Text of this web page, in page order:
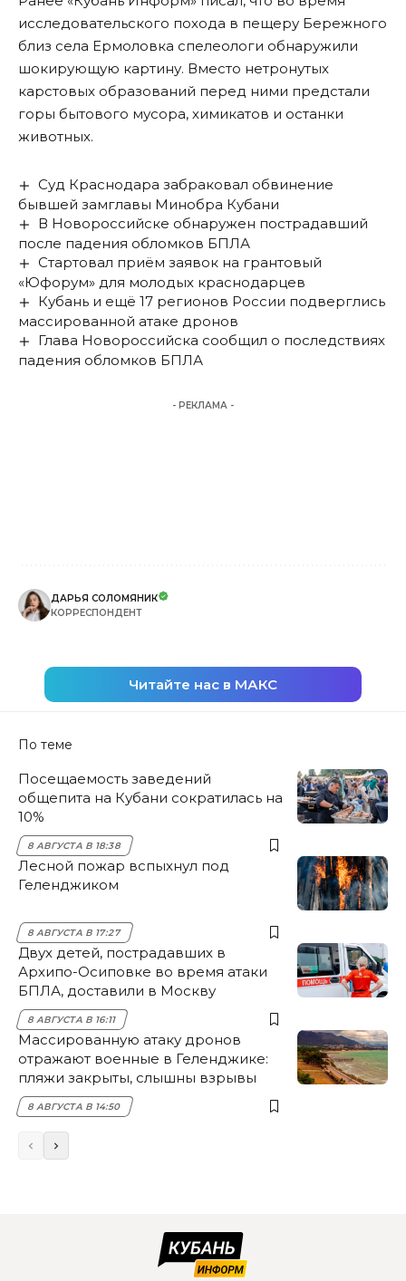
исследовательского похода в пещеру Бережного
близ села Ермоловка спелеологи обнаружили
шокирующую картину. Вместо нетронутых
карстовых образований перед ними предстали
горы бытового мусора, химикатов и останки
животных.
Суд Краснодара забраковал обвинение
бывшей замглавы Минобра Кубани
В Новороссийске обнаружен пострадавший
после падения обломков БПЛА
Стартовал приём заявок на грантовый
«Юфорум» для молодых краснодарцев
Кубань и ещё 17 регионов России подверглись
массированной атаке дронов
Глава Новороссийска сообщил о последствиях
падения обломков БПЛА
- РЕКЛАМА -
ДАРЬЯ СОЛОМЯНИК
КОРРЕСПОНДЕНТ
Читайте нас в МАКС
По теме
Посещаемость заведений
общепита на Кубани сократилась на
10%
8 АВГУСТА В 18:38
Лесной пожар вспыхнул под
Геленджиком
8 АВГУСТА В 17:27
Двух детей, пострадавших в
Архипо-Осиповке во время атаки
БПЛА, доставили в Москву
8 АВГУСТА В 16:11
Массированную атаку дронов
отражают военные в Геленджике:
пляжи закрыты, слышны взрывы
8 АВГУСТА В 14:50